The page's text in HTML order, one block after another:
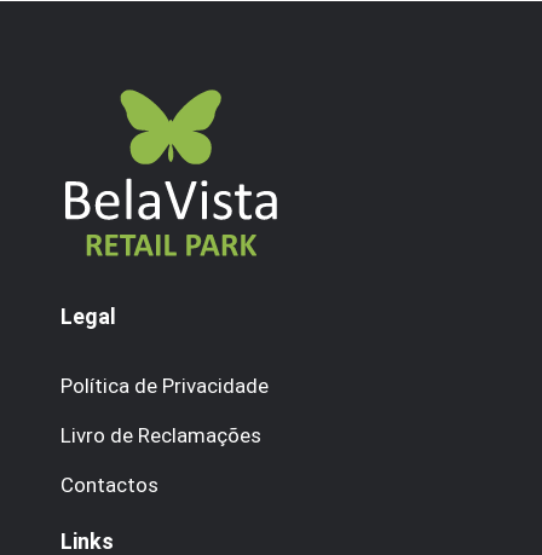
Legal
Política de Privacidade
Livro de Reclamações
Contactos
Links